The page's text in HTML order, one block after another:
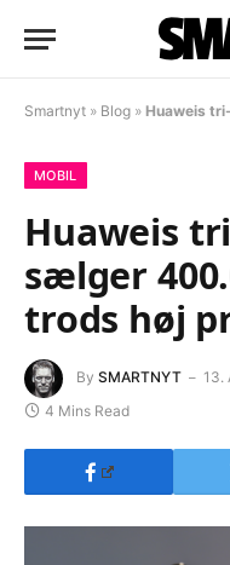
Smartnyt » Blog » Huaweis tri-
MOBIL
Huaweis
sælger
trods høj
By SMARTNYT 13.
4 Mins Read